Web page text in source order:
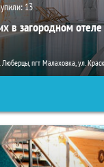
13
в загородном отеле
Люберцы, пгт Малаховка, ул.